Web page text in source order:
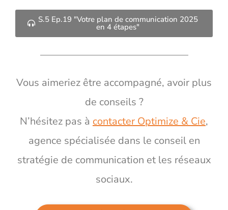
S.5 Ep.19 "Votre plan de communication 2025
en 4 étapes"
Vous aimeriez être accompagné, avoir plus
de conseils ?
N’hésitez pas à contacter Optimize & Cie,
agence spécialisée dans le conseil en
stratégie de communication et les réseaux
sociaux.